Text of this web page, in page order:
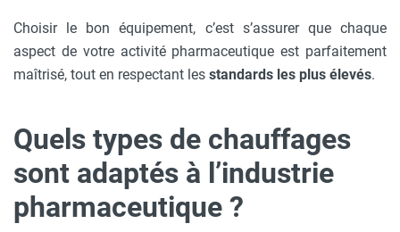
Choisir le bon équipement, c’est s’assurer que chaque
aspect de votre activité pharmaceutique est parfaitement
maîtrisé, tout en respectant les standards les plus élevés.
Quels types de chauffages
sont adaptés à l’industrie
pharmaceutique ?